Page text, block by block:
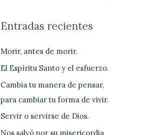
c
a
o
r
:
Entradas recientes
Morir, antes de morir.
El Espíritu Santo y el esfuerzo.
Cambia tu manera de pensar,
para cambiar tu forma de vivir.
Servir o servirse de Dios.
Nos salvó por su misericordia